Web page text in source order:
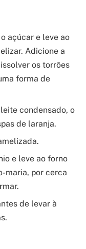
açúcar e leve ao
Adicione a
os torrões
forma de
condensado, o
de laranja.
e leve ao forno
maria, por cerca
de levar à